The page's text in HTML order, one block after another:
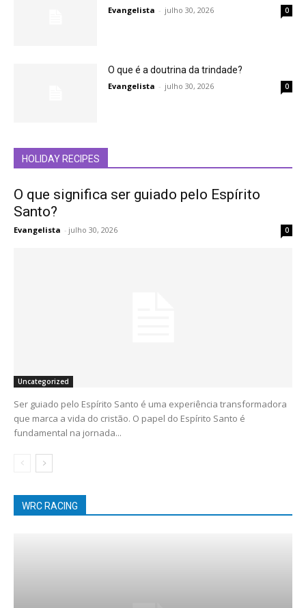
Evangelista - julho 30, 2026 0
O que é a doutrina da trindade?
Evangelista - julho 30, 2026 0
HOLIDAY RECIPES
O que significa ser guiado pelo Espírito
Santo?
Evangelista - julho 30, 2026 0
Uncategorized
Ser guiado pelo Espírito Santo é uma experiência transformadora
que marca a vida do cristão. O papel do Espírito Santo é
fundamental na jornada...
WRC RACING